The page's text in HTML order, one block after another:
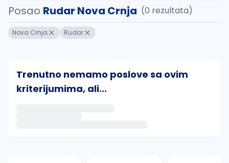
Posao Rudar Nova Crnja (0 rezultata)
Nova Crnja Rudar
Trenutno nemamo poslove sa ovim
kriterijumima, ali...